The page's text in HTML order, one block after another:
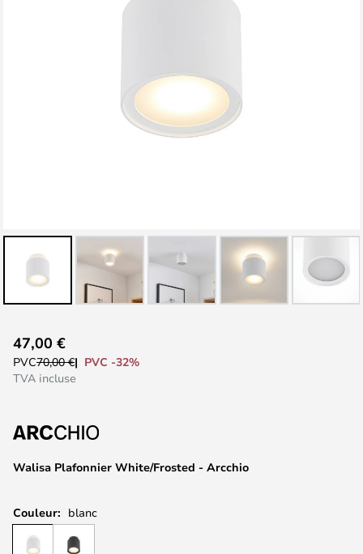
to
the
the
gallery
Walisa Plafonnier White/Frosted - Arcchio
47,00 €
PVC70,00 €
PVC -32%
TVA incluse
Couleur: blanc